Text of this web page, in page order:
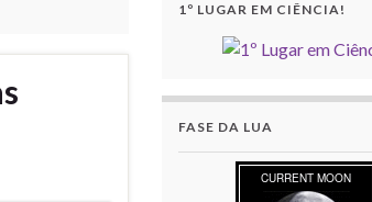
1º LUGAR EM CIÊNCIA!
FASE DA LUA